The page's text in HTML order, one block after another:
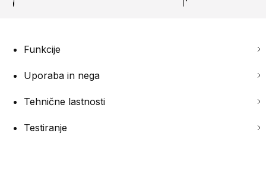
Funkcije
Uporaba in nega
Tehnične lastnosti
Testiranje